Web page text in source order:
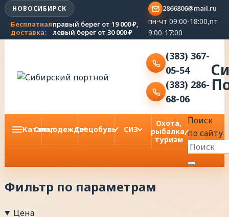
Каталог
СпецодеждаСпецобувь СИЗ
Охота,
рыбалка,
туризм
Поиск
по сайту
НОВОСИБИРСК
Бесплатная
доставка:
правый берег от 19 000 ₽,
левый берег от 30 000 ₽
2866806@mail.ru
пн-чт 09:00-18:00,пт
9:00-17:00
(383) 367-
05-54
(383) 286-
68-06
Фильтр по параметрам
Цена